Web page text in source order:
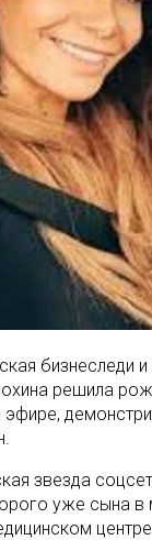
бизнеследи
решила
звезда
уже сына